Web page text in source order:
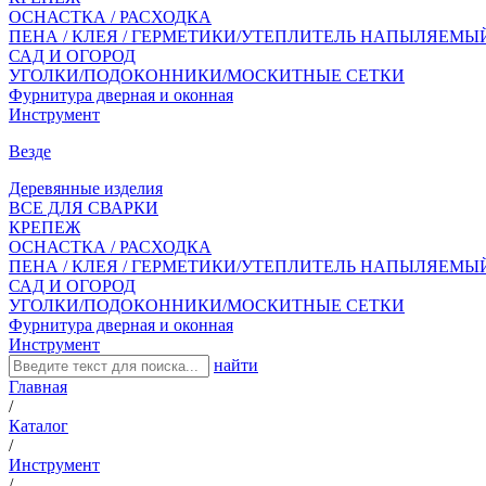
ОСНАСТКА / РАСХОДКА
ПЕНА / КЛЕЯ / ГЕРМЕТИКИ/УТЕПЛИТЕЛЬ
САД И ОГОРОД
УГОЛКИ/ПОДОКОННИКИ/МОСКИТНЫЕ СЕТКИ
Фурнитура дверная и оконная
Инструмент
Везде
Деревянные изделия
ВСЕ ДЛЯ СВАРКИ
КРЕПЕЖ
ОСНАСТКА / РАСХОДКА
ПЕНА / КЛЕЯ / ГЕРМЕТИКИ/УТЕПЛИТЕЛЬ
САД И ОГОРОД
УГОЛКИ/ПОДОКОННИКИ/МОСКИТНЫЕ СЕТКИ
Фурнитура дверная и оконная
Инструмент
найти
Главная
/
Каталог
/
Инструмент